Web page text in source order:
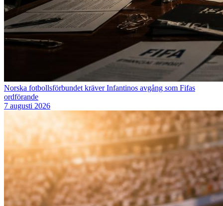
Norska fotbollsförbundet kräver Infantinos avgång som Fifas
ordförande
7 augusti 2026